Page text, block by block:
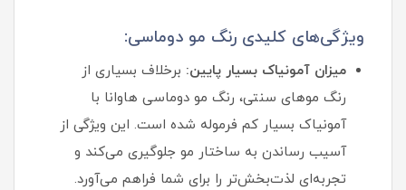
ویژگی‌های کلیدی رنگ مو دوماسی:
میزان آمونیاک بسیار پایین: برخلاف بسیاری از
رنگ موهای سنتی، رنگ مو دوماسی هاوانا با
آمونیاک بسیار کم فرموله شده است. این ویژگی از
آسیب رساندن به ساختار مو جلوگیری می‌کند و
تجربه‌ای لذت‌بخش‌تر را برای شما فراهم می‌آورد.